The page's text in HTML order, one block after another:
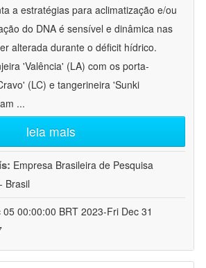
a estratégias para aclimatização e/ou
do DNA é sensível e dinâmica nas
alterada durante o déficit hídrico.
'Valência' (LA) com os porta-
(LC) e tangerineira 'Sunki
...
leia mais
Empresa Brasileira de Pesquisa
Brasil
05 00:00:00 BRT 2023-Fri Dec 31